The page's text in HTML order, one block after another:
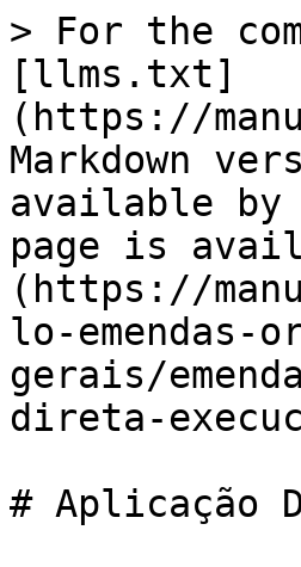
> For the
[llms.txt]
(https://
Markdown
available by
page is
(https://
lo-emendas-
gerais/
direta-
# Aplicação